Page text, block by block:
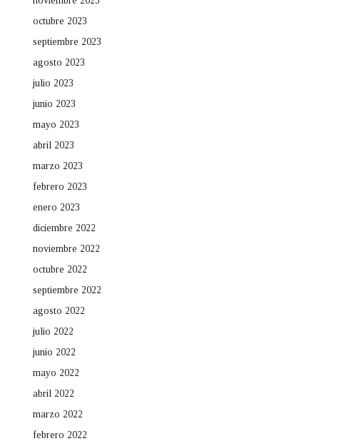
octubre 2023
septiembre 2023
agosto 2023
julio 2023
junio 2023
mayo 2023
abril 2023
marzo 2023
febrero 2023
enero 2023
diciembre 2022
noviembre 2022
octubre 2022
septiembre 2022
agosto 2022
julio 2022
junio 2022
mayo 2022
abril 2022
marzo 2022
febrero 2022